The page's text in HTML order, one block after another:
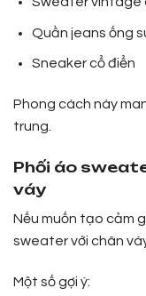
Quần jeans ống
Sneaker cổ điển
Phong cách này
trung.
Phối áo
váy
Nếu muốn tạo cảm
sweater với chân
Một số gợi ý: